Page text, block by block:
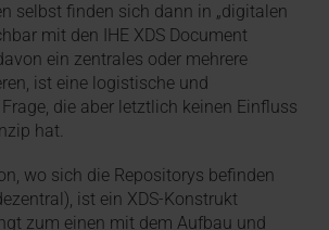
selbst finden sich dann in „digitalen
mit den IHE XDS Document
ein zentrales oder mehrere
ist eine logistische und
die aber letztlich keinen Einfluss
hat.
wo sich die Repositorys befinden
ist ein XDS-Konstrukt
zum einen mit dem Aufbau und